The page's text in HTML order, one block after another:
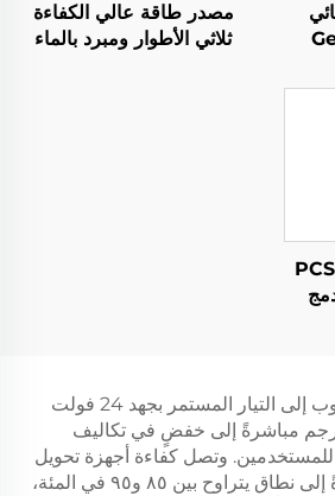
مصدر طاقة عالي الكفاءة
ثلاثي الأطوار ومبرد بالماء
عاكس طاقة التخزين PCS
يدمج
يتميز محول التيار المتناوب إلى التيار المستمر بجهد 24 فولت
مباشرةً إلى خفضٍ في تكاليف
للمستخدمين. وتصل كفاءة أجهزة تحويل
الطاقة الحديثة هذه عادةً إلى نطاق يتراوح بين ٨٥ و٩٥ في المئة،